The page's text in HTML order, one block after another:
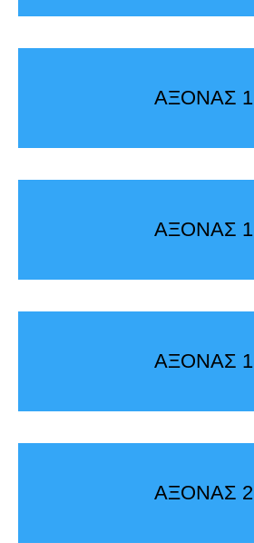
ΑΞΟΝΑΣ 1
ΑΞΟΝΑΣ 1
ΑΞΟΝΑΣ 1
ΑΞΟΝΑΣ 2